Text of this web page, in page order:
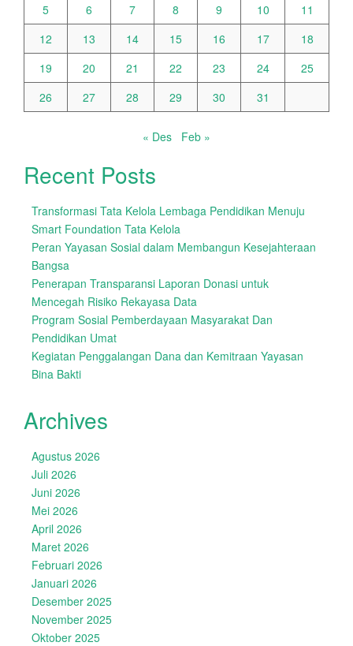
5
6 7 8 9 10
11
12
13 14 15 16 17
18
19
20 21 22 23 24
25
26
27 28 29 30 31
« Des Feb »
Recent Posts
Transformasi Tata Kelola Lembaga Pendidikan Menuju
Smart Foundation Tata Kelola
Peran Yayasan Sosial dalam Membangun Kesejahteraan
Bangsa
Penerapan Transparansi Laporan Donasi untuk
Mencegah Risiko Rekayasa Data
Program Sosial Pemberdayaan Masyarakat Dan
Pendidikan Umat
Kegiatan Penggalangan Dana dan Kemitraan Yayasan
Bina Bakti
Archives
Agustus 2026
Juli 2026
Juni 2026
Mei 2026
April 2026
Maret 2026
Februari 2026
Januari 2026
Desember 2025
November 2025
Oktober 2025